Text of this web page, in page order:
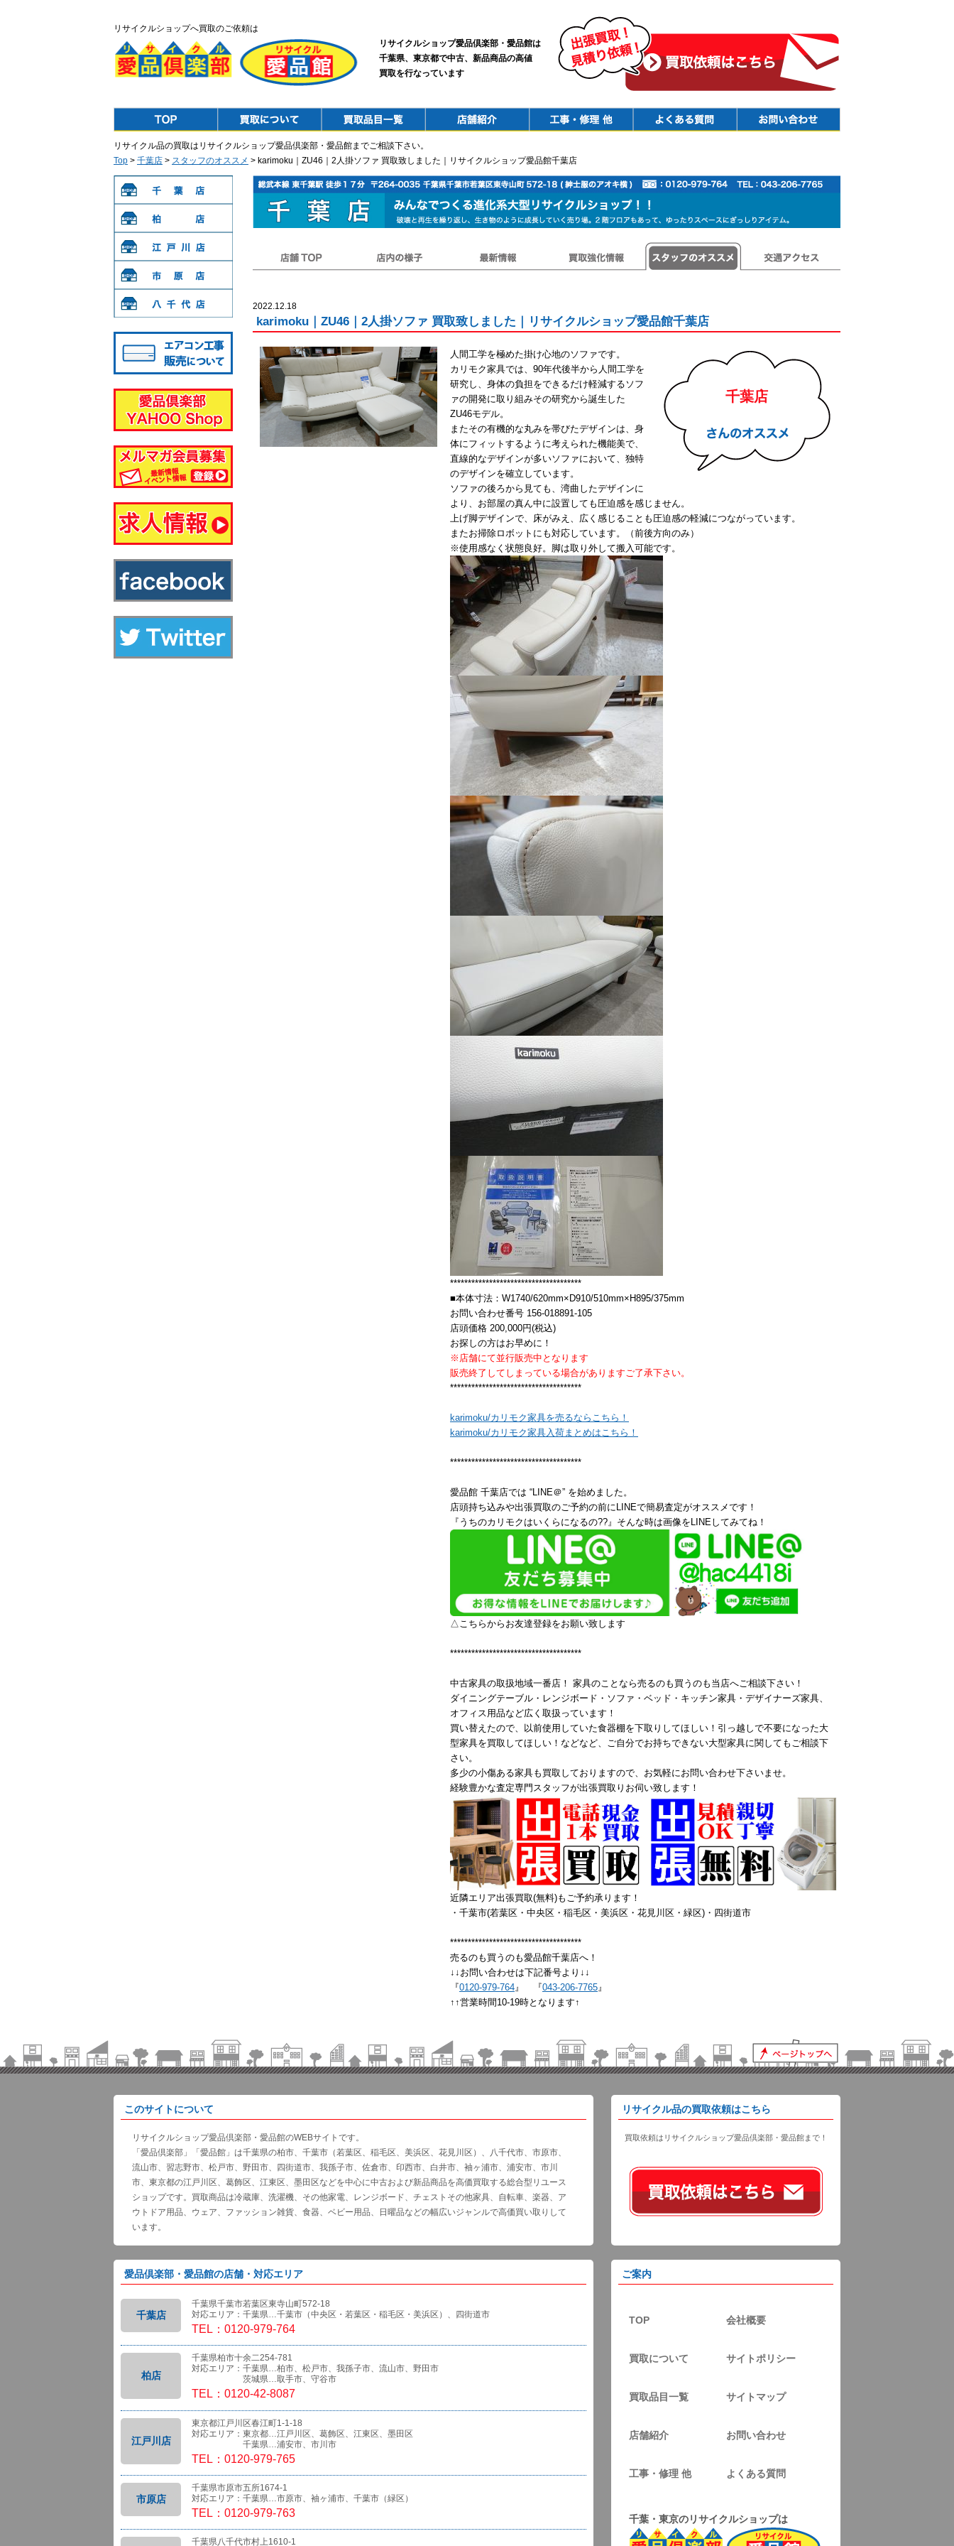
リサイクルショップへ買取のご依頼は
リサイクルショップ愛品倶楽部・愛品館は
千葉県、東京都で中古、新品商品の高値
買取を行なっています
リサイクル品の買取はリサイクルショップ愛品倶楽部・愛品館までご相談下さい。
Top > 千葉店 > スタッフのオススメ > karimoku｜ZU46｜2人掛ソファ 買取致しました｜リサイクルショップ愛品館千葉店
2022.12.18
karimoku｜ZU46｜2人掛ソファ 買取致しました｜リサイクルショップ愛品館千葉店
千葉店
人間工学を極めた掛け心地のソファです。
カリモク家具では、90年代後半から人間工学を
研究し、身体の負担をできるだけ軽減するソフ
ァの開発に取り組みその研究から誕生した
ZU46モデル。
またその有機的な丸みを帯びたデザインは、身
体にフィットするように考えられた機能美で、
直線的なデザインが多いソファにおいて、独特
のデザインを確立しています。
ソファの後ろから見ても、湾曲したデザインに
より、お部屋の真ん中に設置しても圧迫感を感じません。
上げ脚デザインで、床がみえ、広く感じることも圧迫感の軽減につながっています。
またお掃除ロボットにも対応しています。（前後方向のみ）
※使用感なく状態良好。脚は取り外して搬入可能です。
*************************************
■本体寸法：W1740/620mm×D910/510mm×H895/375mm
お問い合わせ番号 156-018891-105
店頭価格 200,000円(税込)
お探しの方はお早めに！
※店舗にて並行販売中となります
販売終了してしまっている場合がありますご了承下さい。
*************************************
karimoku/カリモク家具を売るならこちら！
karimoku/カリモク家具入荷まとめはこちら！
*************************************
愛品館 千葉店では “LINE＠” を始めました。
店頭持ち込みや出張買取のご予約の前にLINEで簡易査定がオススメです！
『うちのカリモクはいくらになるの??』そんな時は画像をLINEしてみてね！
△こちらからお友達登録をお願い致します
*************************************
中古家具の取扱地域一番店！ 家具のことなら売るのも買うのも当店へご相談下さい！
ダイニングテーブル・レンジボード・ソファ・ベッド・キッチン家具・デザイナーズ家具、
オフィス用品など広く取扱っています！
買い替えたので、以前使用していた食器棚を下取りしてほしい！引っ越しで不要になった大
型家具を買取してほしい！などなど、ご自分でお持ちできない大型家具に関してもご相談下
さい。
多少の小傷ある家具も買取しておりますので、お気軽にお問い合わせ下さいませ。
経験豊かな査定専門スタッフが出張買取りお伺い致します！
近隣エリア出張買取(無料)もご予約承ります！
・千葉市(若葉区・中央区・稲毛区・美浜区・花見川区・緑区)・四街道市
*************************************
売るのも買うのも愛品館千葉店へ！
↓↓お問い合わせは下記番号より↓↓
『0120-979-764』 『043-206-7765』
↑↑営業時間10-19時となります↑
このサイトについて
リサイクルショップ愛品倶楽部・愛品館のWEBサイトです。
「愛品倶楽部」「愛品館」は千葉県の柏市、千葉市（若葉区、稲毛区、美浜区、花見川区）、八千代市、市原市、
流山市、習志野市、松戸市、野田市、四街道市、我孫子市、佐倉市、印西市、白井市、袖ヶ浦市、浦安市、市川
市、東京都の江戸川区、葛飾区、江東区、墨田区などを中心に中古および新品商品を高価買取する総合型リユース
ショップです。買取商品は冷蔵庫、洗濯機、その他家電、レンジボード、チェストその他家具、自転車、楽器、ア
ウトドア用品、ウェア、ファッション雑貨、食器、ベビー用品、日曜品などの幅広いジャンルで高価買い取りして
います。
リサイクル品の買取依頼はこちら
買取依頼はリサイクルショップ愛品倶楽部・愛品館まで！
愛品倶楽部・愛品館の店舗・対応エリア
千葉店
千葉県千葉市若葉区東寺山町572-18
対応エリア：千葉県…千葉市（中央区・若葉区・稲毛区・美浜区）、四街道市
TEL：0120-979-764
柏店
千葉県柏市十余二254-781
対応エリア：千葉県…柏市、松戸市、我孫子市、流山市、野田市
茨城県…取手市、守谷市
TEL：0120-42-8087
江戸川店
東京都江戸川区春江町1-1-18
対応エリア：東京都…江戸川区、葛飾区、江東区、墨田区
千葉県…浦安市、市川市
TEL：0120-979-765
市原店
千葉県市原市五所1674-1
対応エリア：千葉県…市原市、袖ヶ浦市、千葉市（緑区）
TEL：0120-979-763
千葉県八千代市村上1610-1
ご案内
TOP 会社概要
買取について サイトポリシー
買取品目一覧 サイトマップ
店舗紹介 お問い合わせ
工事・修理 他 よくある質問
千葉・東京のリサイクルショップは